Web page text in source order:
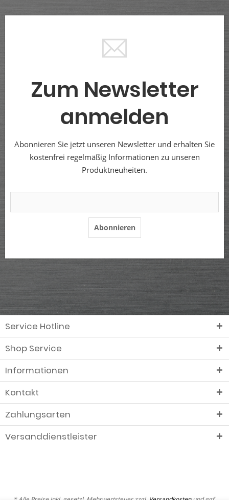
Zum Newsletter
anmelden
Abonnieren Sie jetzt unseren Newsletter und erhalten Sie
kostenfrei regelmäßig Informationen zu unseren
Produktneuheiten.
Abonnieren
Service Hotline
Shop Service
Informationen
Kontakt
Zahlungsarten
Versanddienstleister